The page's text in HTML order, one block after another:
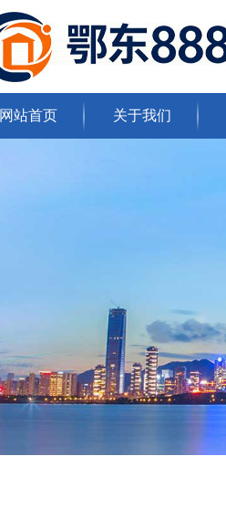
网站首页 关于我们